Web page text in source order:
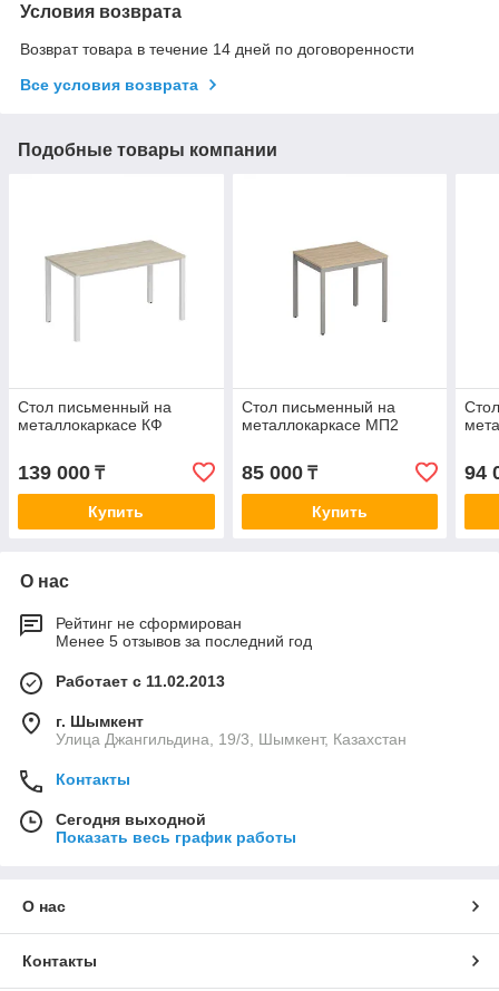
Условия возврата
Возврат товара в течение 14 дней по договоренности
Все условия возврата
Подобные товары компании
Стол письменный на
металлокаркасе КФ
139 000 ₸
Купить
Стол письменный на
металлокаркасе МП2
85 000₸
Купить
94
О нас
Рейтинг не сформирован
Менее 5 отзывов за последний год
Работает с 11.02.2013
г. Шымкент
Улица Джангильдина, 19/3, Шымкент, Казахстан
Контакты
Сегодня выходной
Показать весь график работы
О нас
Контакты